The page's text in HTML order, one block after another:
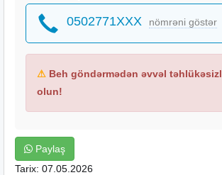
0502771XXX nömrəni göstər
⚠ Beh göndərmədən əvvəl
olun!
Paylaş
Tarix: 07.05.2026